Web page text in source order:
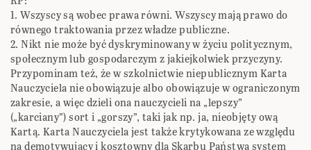
‎1. Wszyscy są wobec prawa równi. Wszyscy mają prawo do
równego traktowania przez władze ‎publiczne.‎
‎2. Nikt nie może być dyskryminowany w życiu politycznym,
społecznym lub gospodarczym z ‎jakiejkolwiek przyczyny.‎
Przypominam też, że w szkolnictwie niepublicznym Karta
Nauczyciela nie obowiązuje albo ‎obowiązuje w ograniczonym
zakresie, a więc dzieli ona nauczycieli na „lepszy”
(„karciany”) ‎sort i „gorszy”, taki jak np. ja, nieobjęty ową
Kartą. Karta Nauczyciela jest także krytykowana ‎ze względu
na demotywujący i kosztowny dla Skarbu Państwa system